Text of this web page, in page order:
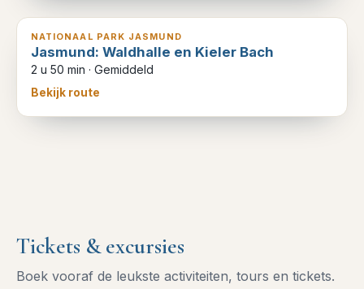
NATIONAAL PARK JASMUND
Jasmund: Waldhalle en Kieler Bach
2 u 50 min · Gemiddeld
Bekijk route
Tickets & excursies
Boek vooraf de leukste activiteiten, tours en tickets.